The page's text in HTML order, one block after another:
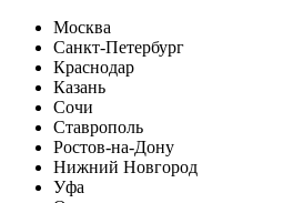
Москва
Санкт-Петербург
Краснодар
Казань
Сочи
Ставрополь
Ростов-на-Дону
Нижний Новгород
Уфа